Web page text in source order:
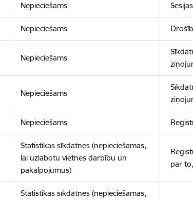
Nepieciešams
Nepieciešams
Nepieciešams
Nepieciešams
Nepieciešams
Statistikas sīkdatnes (nepieciešamas,
lai uzlabotu vietnes darbību un
pakalpojumus)
par
Statistikas sīkdatnes (nepieciešamas,